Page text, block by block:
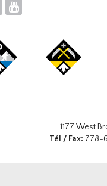
Y
1177 West
Tél / Fax: 778-